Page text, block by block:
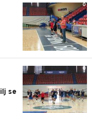
0
0
se